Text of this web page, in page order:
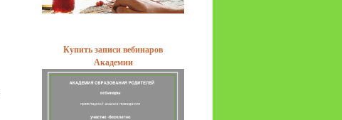
Купить записи вебинаров
Академии